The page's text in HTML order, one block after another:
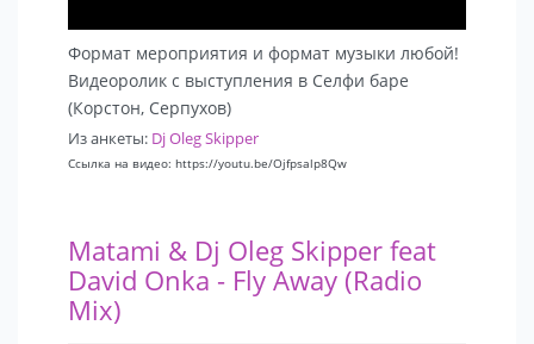
Формат мероприятия и формат музыки любой!
Видеоролик с выступления в Селфи баре
(Корстон, Серпухов)
Из анкеты: Dj Oleg Skipper
Ссылка на видео: https://youtu.be/Ojfpsalp8Qw
Matami & Dj Oleg Skipper feat
David Onka - Fly Away (Radio
Mix)